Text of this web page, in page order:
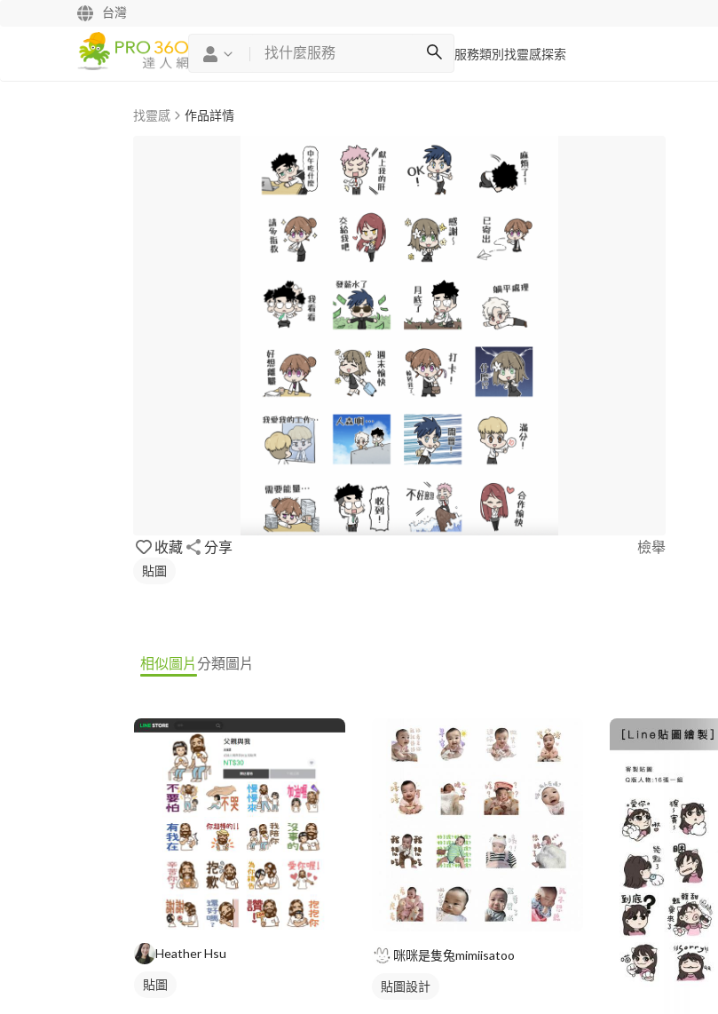
台灣
服務類別 找靈感探索
找靈感 作品詳情
收藏 分享 檢舉
貼圖
相似圖片分類圖片
Heather Hsu
貼圖
咪咪是隻兔mimiisatoo
貼圖設計